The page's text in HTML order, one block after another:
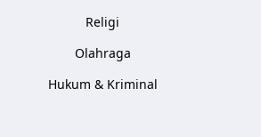
Religi
Olahraga
Hukum & Kriminal